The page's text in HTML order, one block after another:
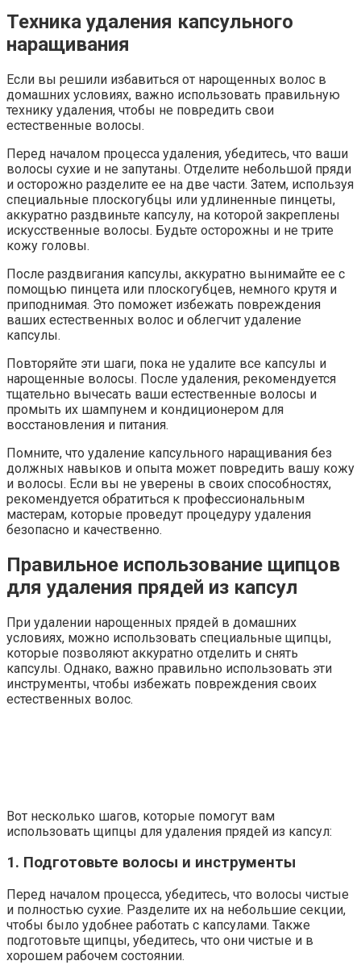
Техника удаления капсульного
наращивания
Если вы решили избавиться от нарощенных волос в
домашних условиях, важно использовать правильную
технику удаления, чтобы не повредить свои
естественные волосы.
Перед началом процесса удаления, убедитесь, что ваши
волосы сухие и не запутаны. Отделите небольшой пряди
и осторожно разделите ее на две части. Затем, используя
специальные плоскогубцы или удлиненные пинцеты,
аккуратно раздвиньте капсулу, на которой закреплены
искусственные волосы. Будьте осторожны и не трите
кожу головы.
После раздвигания капсулы, аккуратно вынимайте ее с
помощью пинцета или плоскогубцев, немного крутя и
приподнимая. Это поможет избежать повреждения
ваших естественных волос и облегчит удаление
капсулы.
Повторяйте эти шаги, пока не удалите все капсулы и
нарощенные волосы. После удаления, рекомендуется
тщательно вычесать ваши естественные волосы и
промыть их шампунем и кондиционером для
восстановления и питания.
Помните, что удаление капсульного наращивания без
должных навыков и опыта может повредить вашу кожу
и волосы. Если вы не уверены в своих способностях,
рекомендуется обратиться к профессиональным
мастерам, которые проведут процедуру удаления
безопасно и качественно.
Правильное использование щипцов
для удаления прядей из капсул
При удалении нарощенных прядей в домашних
условиях, можно использовать специальные щипцы,
которые позволяют аккуратно отделить и снять
капсулы. Однако, важно правильно использовать эти
инструменты, чтобы избежать повреждения своих
естественных волос.
Вот несколько шагов, которые помогут вам
использовать щипцы для удаления прядей из капсул:
1. Подготовьте волосы и инструменты
Перед началом процесса, убедитесь, что волосы чистые
и полностью сухие. Разделите их на небольшие секции,
чтобы было удобнее работать с капсулами. Также
подготовьте щипцы, убедитесь, что они чистые и в
хорошем рабочем состоянии.